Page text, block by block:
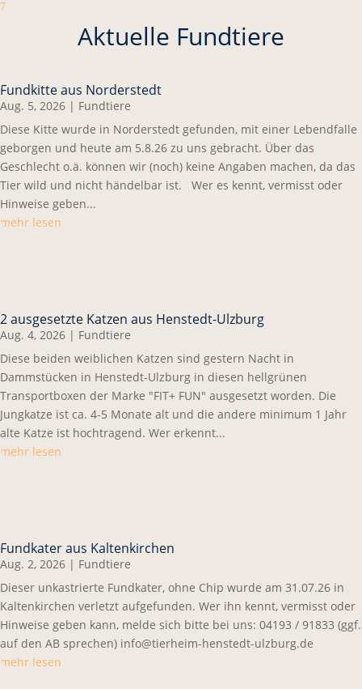
7
Aktuelle Fundtiere
Fundkitte aus Norderstedt
Aug. 5, 2026 | Fundtiere
Diese Kitte wurde in Norderstedt gefunden, mit einer Lebendfalle
geborgen und heute am 5.8.26 zu uns gebracht. Über das
Geschlecht o.ä. können wir (noch) keine Angaben machen, da das
Tier wild und nicht händelbar ist. Wer es kennt, vermisst oder
Hinweise geben...
mehr lesen
2 ausgesetzte Katzen aus Henstedt-Ulzburg
Aug. 4, 2026 | Fundtiere
Diese beiden weiblichen Katzen sind gestern Nacht in
Dammstücken in Henstedt-Ulzburg in diesen hellgrünen
Transportboxen der Marke "FIT+ FUN" ausgesetzt worden. Die
Jungkatze ist ca. 4-5 Monate alt und die andere minimum 1 Jahr
alte Katze ist hochtragend. Wer erkennt...
mehr lesen
Fundkater aus Kaltenkirchen
Aug. 2, 2026 | Fundtiere
Dieser unkastrierte Fundkater, ohne Chip wurde am 31.07.26 in
Kaltenkirchen verletzt aufgefunden. Wer ihn kennt, vermisst oder
Hinweise geben kann, melde sich bitte bei uns: 04193 / 91833 (ggf.
auf den AB sprechen) info@tierheim-henstedt-ulzburg.de
mehr lesen